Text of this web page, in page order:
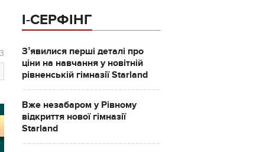
І-СЕРФІНГ
Зʼявилися перші деталі про
ціни на навчання у новітній
рівненській гімназії Starland
Вже незабаром у Рівному
відкриття нової гімназії
Starland